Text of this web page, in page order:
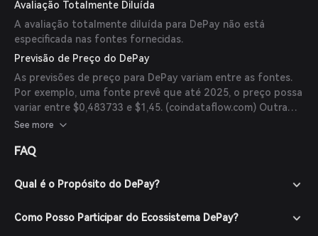
Avaliação Totalmente Diluída
A avaliação totalmente diluída para DePay não está
especificada nas fontes fornecidas.
Previsão de Preço do DePay
As previsões de preço para DePay variam entre as fontes.
Por exemplo, uma fonte prevê que até 2025, o preço possa
variar entre $0,483733 e $1,45. (coindataflow.com) Outra
fonte prevê um preço de aproximadamente $0,59742 no
que essas previsões são especulativas e não devem ser
See more
FAQ
Qual é o Propósito do DePay?
Como Posso Participar do Ecossistema DePay?